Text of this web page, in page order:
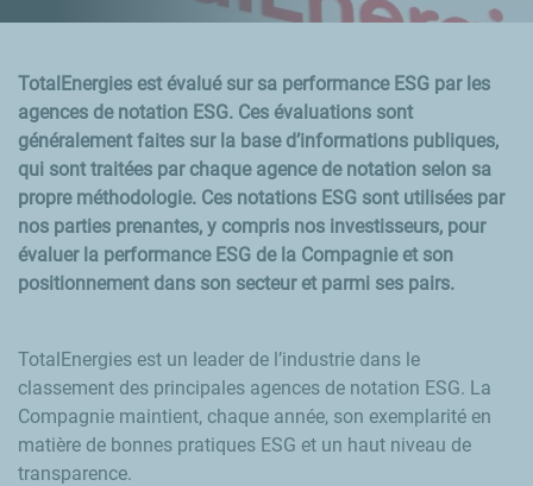
TotalEnergies est évalué sur sa performance ESG par les
agences de notation ESG. Ces évaluations sont
généralement faites sur la base d’informations publiques,
qui sont traitées par chaque agence de notation selon sa
propre méthodologie. Ces notations ESG sont utilisées par
nos parties prenantes, y compris nos investisseurs, pour
évaluer la performance ESG de la Compagnie et son
positionnement dans son secteur et parmi ses pairs.
TotalEnergies est un leader de l’industrie dans le
classement des principales agences de notation ESG. La
Compagnie maintient, chaque année, son exemplarité en
matière de bonnes pratiques ESG et un haut niveau de
transparence.